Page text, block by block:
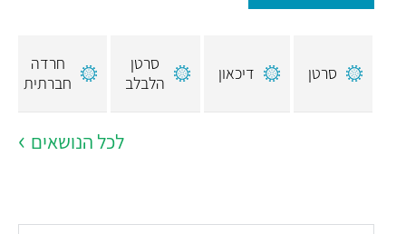
סרטן דיכאון
סרטן
הלבלב
חרדה
חברתית
לכל הנושאים